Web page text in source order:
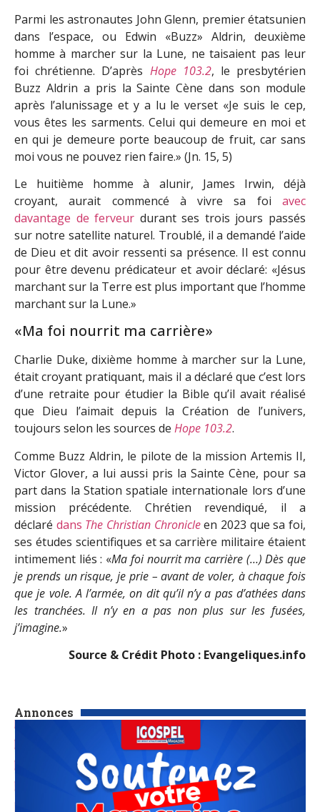
Annonces
Parmi les astronautes John Glenn, premier étatsunien
dans l’espace, ou Edwin «Buzz» Aldrin, deuxième
homme à marcher sur la Lune, ne taisaient pas leur
foi chrétienne. D’après Hope 103.2, le presbytérien
Buzz Aldrin a pris la Sainte Cène dans son module
après l’alunissage et y a lu le verset «Je suis le cep,
vous êtes les sarments. Celui qui demeure en moi et
en qui je demeure porte beaucoup de fruit, car sans
moi vous ne pouvez rien faire.» (Jn. 15, 5)
Le huitième homme à alunir, James Irwin, déjà
croyant, aurait commencé à vivre sa foi avec
davantage de ferveur durant ses trois jours passés
sur notre satellite naturel. Troublé, il a demandé l’aide
de Dieu et dit avoir ressenti sa présence. Il est connu
pour être devenu prédicateur et avoir déclaré: «Jésus
marchant sur la Terre est plus important que l’homme
marchant sur la Lune.»
«Ma foi nourrit ma carrière»
Charlie Duke, dixième homme à marcher sur la Lune,
était croyant pratiquant, mais il a déclaré que c’est lors
d’une retraite pour étudier la Bible qu’il avait réalisé
que Dieu l’aimait depuis la Création de l’univers,
toujours selon les sources de Hope 103.2.
Comme Buzz Aldrin, le pilote de la mission Artemis II,
Victor Glover, a lui aussi pris la Sainte Cène, pour sa
part dans la Station spatiale internationale lors d’une
mission précédente. Chrétien revendiqué, il a
déclaré dans The Christian Chronicleen 2023 que sa foi,
ses études scientifiques et sa carrière militaire étaient
intimement liés : «Ma foi nourrit ma carrière (…) Dès que
je prends un risque, je prie – avant de voler, à chaque fois
que je vole. A l’armée, on dit qu’il n’y a pas d’athées dans
les tranchées. Il n’y en a pas non plus sur les fusées,
j’imagine.»
Source & Crédit Photo : Evangeliques.info